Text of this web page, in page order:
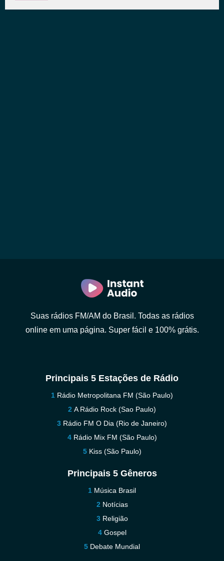
Suas rádios FM/AM do Brasil. Todas as rádios
online em uma página. Super fácil e 100% grátis.
Principais 5 Estações de Rádio
Rádio Metropolitana FM (São Paulo)
A Rádio Rock (Sao Paulo)
Rádio FM O Dia (Rio de Janeiro)
Rádio Mix FM (São Paulo)
Kiss (São Paulo)
Principais 5 Gêneros
Música Brasil
Notícias
Religião
Gospel
Debate Mundial